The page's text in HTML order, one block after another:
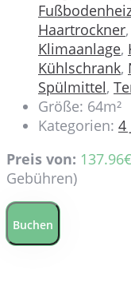
Haartrockner,
Klimaanlage,
Kühlschrank,
Spülmittel,
Größe: 64m²
Kategorien: 4
Preis von: 137.96€
Gebühren)
Buchen